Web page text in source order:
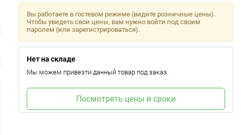
Вы работаете в гостевом режиме (видите розничные цены).
Чтобы увидеть свои цены, вам нужно войти под своим
паролем (или зарегистрироваться).
Нет на складе
Мы можем привезти данный товар под заказ.
Посмотреть цены и сроки